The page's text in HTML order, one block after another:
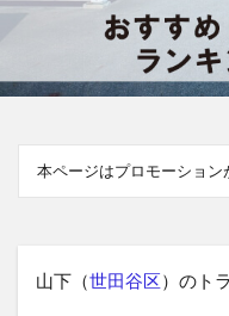
本ページはプロモーション
山下（世田谷区）のト